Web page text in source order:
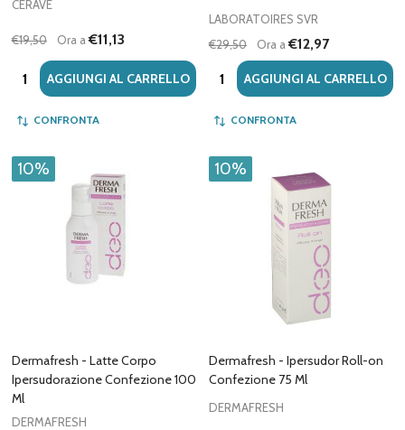
CERAVE
€19,50 Ora a€11,13
Quantità:AGGIUNGI AL CARRELLO
CONFRONTA
LABORATOIRES SVR
€29,50
Ora a€12,97
Quantità:AGGIUNGI AL CARRELLO
CONFRONTA
10%
Dermafresh - Latte Corpo
Ipersudorazione Confezione 100
Ml
DERMAFRESH
10%
Dermafresh - Ipersudor Roll-on
Confezione 75 Ml
DERMAFRESH